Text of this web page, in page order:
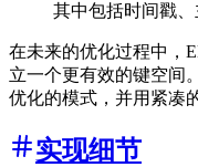
其中包括时间戳、
在未来的优化过程中，
立一个更有效的键空间
优化的模式，并用紧凑
实现细节